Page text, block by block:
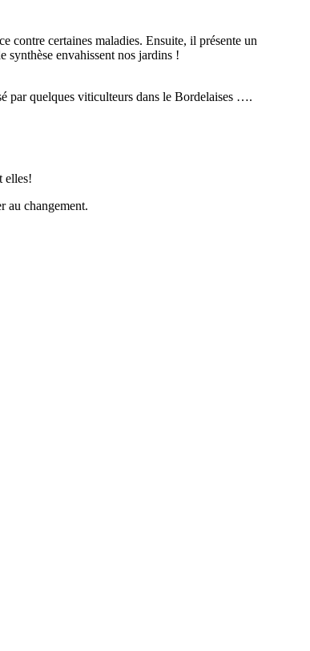
contre certaines maladies. Ensuite, il présente un
synthèse envahissent nos jardins !
par quelques viticulteurs dans le Bordelaises ….
elles!
au changement.